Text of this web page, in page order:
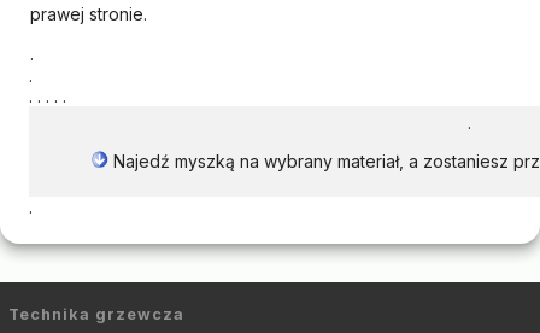
prawej stronie.
.
.
. . . . .
.
Najedź myszką na wybrany materiał, a zostaniesz
.
Technika grzewcza